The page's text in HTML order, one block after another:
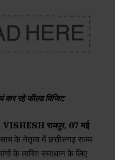
कर रहे फील्ड विजिट
रायपुर, 07 मई
के नेतृत्व में छत्तीसगढ़ राज्य
के त्वरित समाधान के लिए